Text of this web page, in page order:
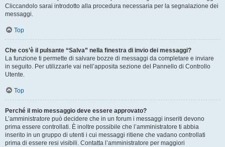
Cliccandolo sarai introdotto alla procedura necessaria per la segnalazione dei
messaggi.
Top
Che cos’è il pulsante “Salva” nella finestra di invio dei messaggi?
La funzione ti permette di salvare bozze di messaggi da completare e inviare
in seguito. Per utilizzarle vai nell’apposita sezione del Pannello di Controllo
Utente.
Top
Perché il mio messaggio deve essere approvato?
L’amministratore può decidere che in un forum i messaggi inseriti devono
prima essere controllati. È inoltre possibile che l’amministratore ti abbia
inserito in un gruppo di utenti i cui messaggi ritiene che vadano controllati
prima di essere resi visibili. Contatta l’amministratore per maggiori